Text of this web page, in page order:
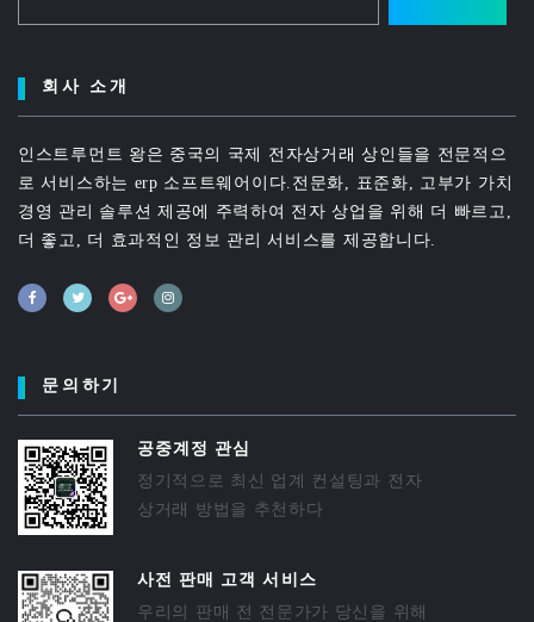
회사 소개
인스트루먼트 왕은 중국의 국제 전자상거래 상인들을 전문적으
로 서비스하는 erp 소프트웨어이다.전문화, 표준화, 고부가 가치
경영 관리 솔루션 제공에 주력하여 전자 상업을 위해 더 빠르고,
더 좋고, 더 효과적인 정보 관리 서비스를 제공합니다.
문의하기
공중계정 관심
정기적으로 최신 업계 컨설팅과 전자
상거래 방법을 추천하다
사전 판매 고객 서비스
우리의 판매 전 전문가가 당신을 위해